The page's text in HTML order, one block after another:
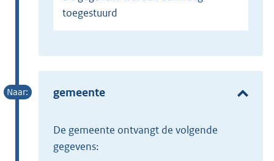
toegestuurd
gemeente
de gemeente ontvangt de volgende
gegevens: